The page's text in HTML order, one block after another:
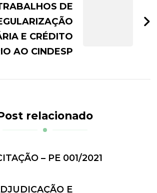
DE
E CRÉDITO
AO CINDESP
relacionado
– PE 001/2021
E